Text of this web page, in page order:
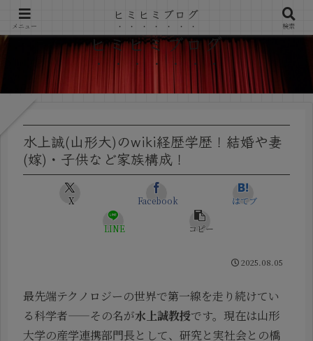
ヒミヒミブログ
水上誠(山形大)のwiki経歴学歴！結婚や妻
(嫁)・子供など家族構成！
X Facebook はてブ
LINE コピー
2025.08.05
最先端テクノロジーの世界で第一線を走り続けてい
る科学者——その名が水上誠教授です。現在は山形
大学の産学連携部門長として、研究と実社会との橋
メニュー
ヒミヒミブログ
検索